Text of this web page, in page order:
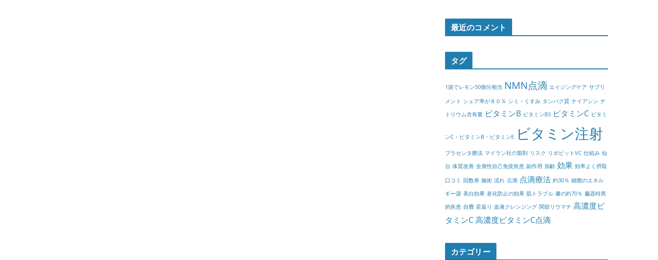
最近のコメント
タグ
1袋でレモン50個分相当 NMN点滴 エイジングケア サプリ
メント シェア率が８０％ シミ・くすみ タンパク質 ナイアシン ナ
トリウム含有量 ビタミンB ビタミンB3 ビタミンC ビタミ
ンC・ビタミンB・ビタミンE ビタミン注射
プラセンタ療法 マイラン社の製剤 リスク リポビットVC 仕組み 仙
台 体質改善 全身性自己免疫疾患 副作用 加齢 効果 効率よく摂取
口コミ 回数券 施術 流れ 点滴 点滴療法 約30％ 細胞のエネル
ギー源 美白効果 老化防止の効果 肌トラブル 膚の約70％ 臓器特異
的疾患 自費 若返り 血液クレンジング 関節リウマチ 高濃度ビ
タミンC高濃度ビタミンC点滴
カテゴリー